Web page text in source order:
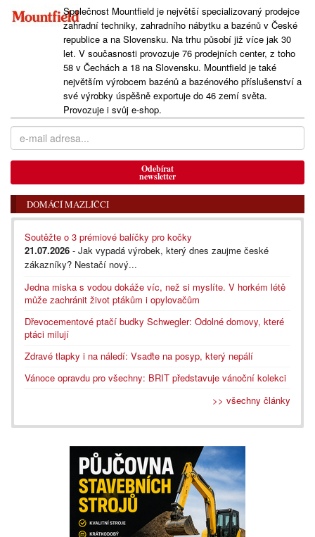
Společnost Mountfield je největší specializovaný prodejce
zahradní techniky, zahradního nábytku a bazénů v České
republice a na Slovensku. Na trhu působí již více jak 30
let. V současnosti provozuje 76 prodejních center, z toho
58 v Čechách a 18 na Slovensku. Mountfield je také
největším výrobcem bazénů a bazénového příslušenství a
své výrobky úspěšně exportuje do 46 zemí světa.
Provozuje i svůj e-shop.
Odebírat
newsletter
DOMÁCÍ MAZLÍČCI
Soutěžte o 3 prémiové balíčky pro kočky
21.07.2026 - Jak vypadá výrobek, který dnes zaujme české
zákazníky? Nestačí nový...
Jedna miska s vodou dokáže víc, než si myslíte. V horkém létě
může zachránit život ptákům i opylovačům
Dřevocementové ptačí budky Schwegler: Odolné domovy, které
ptáci milují
Zdravé tlapky i na náledí: Vsaďte na posyp, který nepálí
Vánoce opravdu pro všechny: BRIT představuje vánoční kolekci
>> všechny články